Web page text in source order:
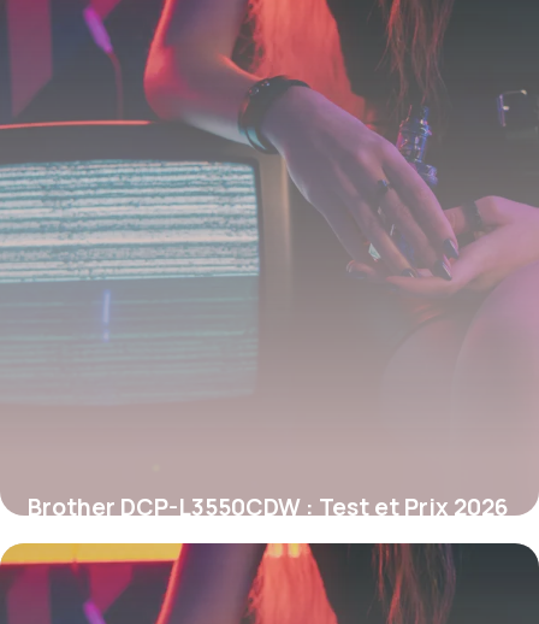
Brother DCP-L3550CDW : Test et Prix 2026
25 mai 2026